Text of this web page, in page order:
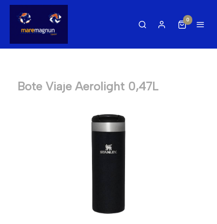
0
Bote Viaje Aerolight 0,47L